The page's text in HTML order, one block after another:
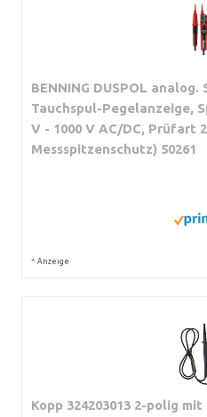
BENNING DUSPOL
Tauchspul-Pegelanzeige,
V - 1000 V AC/DC, Prüfart
Messspitzenschutz) 50261
* Anzeige
Kopp 324203013 2-polig